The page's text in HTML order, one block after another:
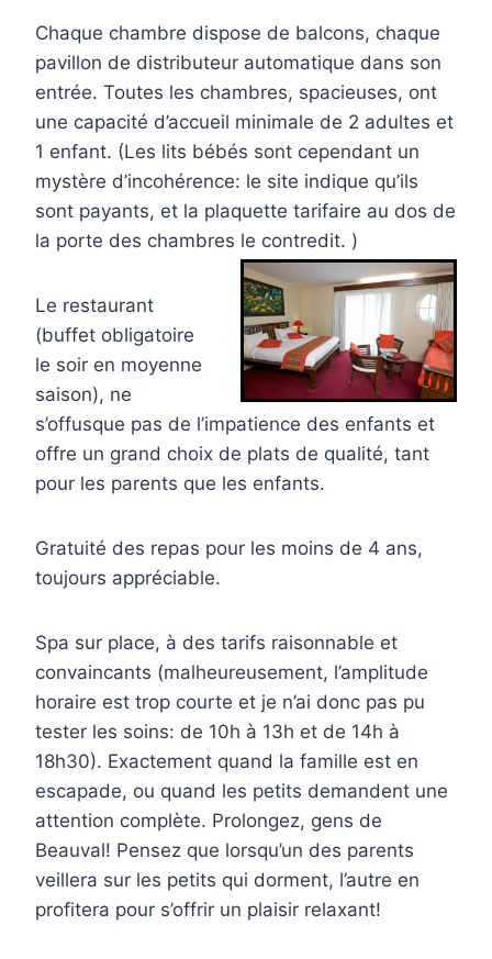
Chaque chambre dispose de balcons, chaque
pavillon de distributeur automatique dans son
entrée. Toutes les chambres, spacieuses, ont
une capacité d’accueil minimale de 2 adultes et
1 enfant. (Les lits bébés sont cependant un
mystère d’incohérence: le site indique qu’ils
sont payants, et la plaquette tarifaire au dos de
la porte des chambres le contredit. )
Le restaurant
(buffet obligatoire
le soir en moyenne
saison), ne
s’offusque pas de l’impatience des enfants et
offre un grand choix de plats de qualité, tant
pour les parents que les enfants.
Gratuité des repas pour les moins de 4 ans,
toujours appréciable.
Spa sur place, à des tarifs raisonnable et
convaincants (malheureusement, l’amplitude
horaire est trop courte et je n’ai donc pas pu
tester les soins: de 10h à 13h et de 14h à
18h30). Exactement quand la famille est en
escapade, ou quand les petits demandent une
attention complète. Prolongez, gens de
Beauval! Pensez que lorsqu’un des parents
veillera sur les petits qui dorment, l’autre en
profitera pour s’offrir un plaisir relaxant!